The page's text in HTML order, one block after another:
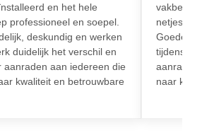
en het hele
professioneel en soepel.
deskundig en werken
duidelijk het verschil en
aanraden aan iedereen die
kwaliteit en betrouwbare
netjes en
Goede
tijdens het
aanrader
naar